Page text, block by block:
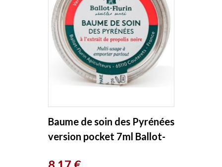
Baume de soin des Pyrénées
version pocket 7ml Ballot-
Prix